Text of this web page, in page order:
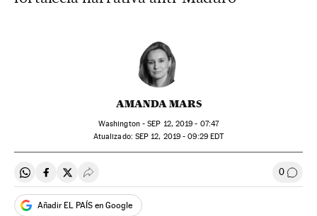
AMANDA MARS
Washington -SEP 12, 2019 - 07:47
atualizado: SEP 12, 2019 - 09:29EDT
Compartir en Whatsapp
Compartir en Facebook
Compartir en Twitter
Desplegar Redes Sociales 0
Añadir EL PAÍS en Google